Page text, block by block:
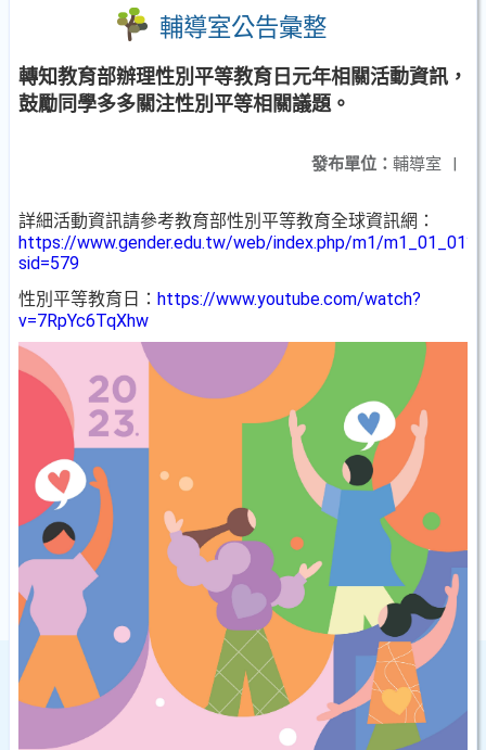
輔導室公告彙整
轉知教育部辦理性別平等教育日元年相關活動資訊，
鼓勵同學多多關注性別平等相關議題。
發布單位： 輔導室 |
詳細活動資訊請參考教育部性別平等教育全球資訊網：
https://www.gender.edu.tw/web/index.php/m1/m1_01_01?
sid=579
性別平等教育日： https://www.youtube.com/watch?
v=7RpYc6TqXhw